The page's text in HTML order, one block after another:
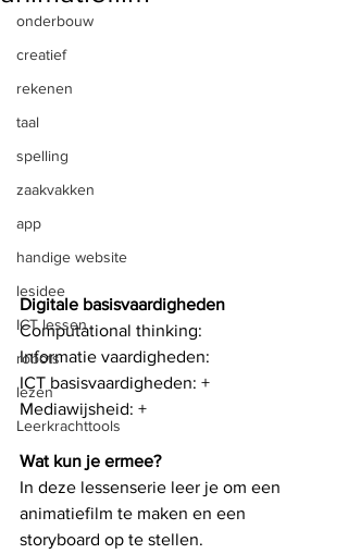
onderbouw
creatief
rekenen
taal
spelling
zaakvakken
app
handige website
lesidee
ICT lessen
robots
lezen
Leerkrachttools
Digitale basisvaardigheden
Computational thinking:
Informatie vaardigheden:
ICT basisvaardigheden: +
Mediawijsheid: +
Wat kun je ermee?
In deze lessenserie leer je om een
animatiefilm te maken en een
storyboard op te stellen.